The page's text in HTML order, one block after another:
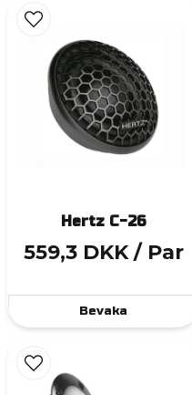
Hertz C-26
559,3 DKK / Par
Bevaka